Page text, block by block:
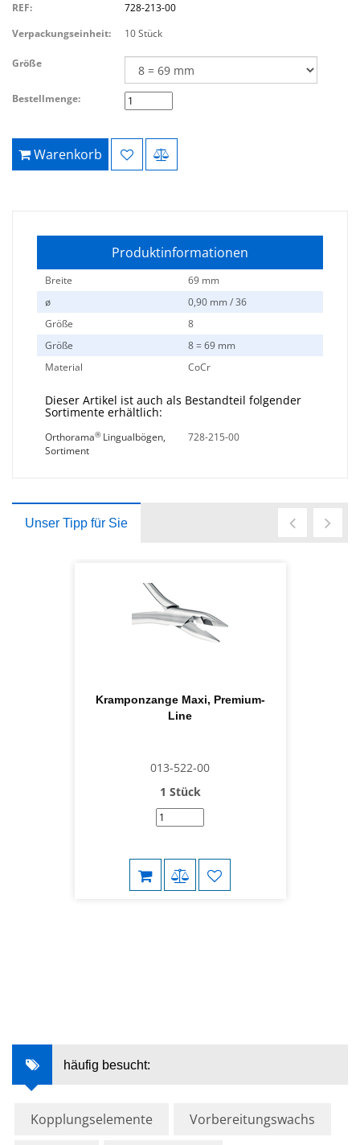
REF:
728-213-00
Verpackungseinheit:
10 Stück
Größe
Bestellmenge:
Warenkorb
Produktinformationen
Breite
69 mm
ø
0,90 mm / 36
Größe
8
Größe
8 = 69 mm
Material
CoCr
Dieser Artikel ist auch als Bestandteil folgender
Sortimente erhältlich:
Orthorama® Lingualbögen,
Sortiment
728-215-00
Unser Tipp für Sie
Kramponzange Maxi, Premium-
Line
013-522-00
1 Stück
häufig besucht:
Kopplungselemente Vorbereitungswachs